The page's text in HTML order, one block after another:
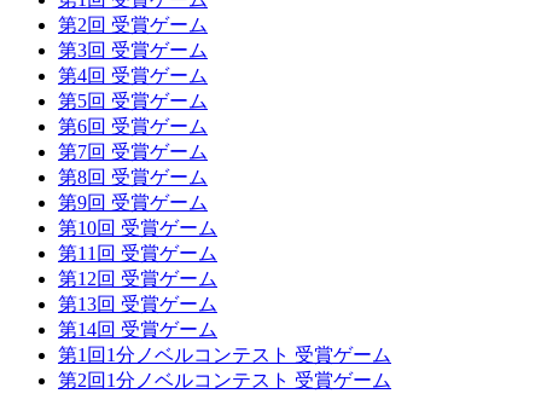
第2回 受賞ゲーム
第3回 受賞ゲーム
第4回 受賞ゲーム
第5回 受賞ゲーム
第6回 受賞ゲーム
第7回 受賞ゲーム
第8回 受賞ゲーム
第9回 受賞ゲーム
第10回 受賞ゲーム
第11回 受賞ゲーム
第12回 受賞ゲーム
第13回 受賞ゲーム
第14回 受賞ゲーム
第1回1分ノベルコンテスト 受賞ゲーム
第2回1分ノベルコンテスト 受賞ゲーム